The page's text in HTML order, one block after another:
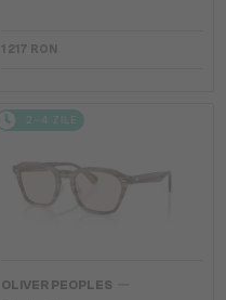
1 217 RON
2-4 ZILE
OLIVER PEOPLES